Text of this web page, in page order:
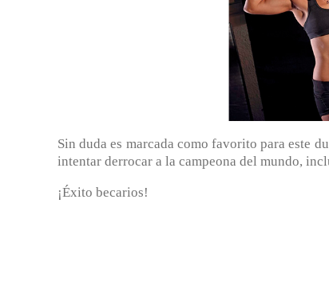
Sin duda es marcada como favorito para este
intentar derrocar a la campeona del mundo,
¡Éxito becarios!